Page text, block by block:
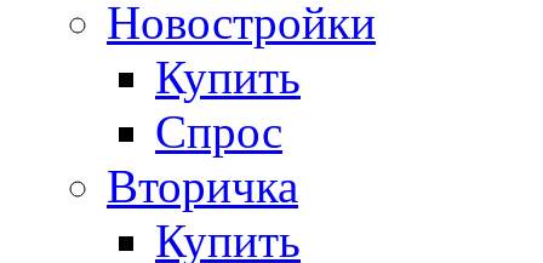
Новостройки
Купить
Спрос
Вторичка
Купить